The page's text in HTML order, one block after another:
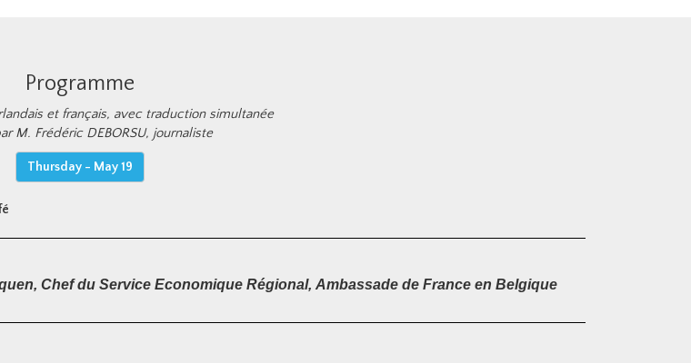
Programme
et français, avec traduction simultanée
M. Frédéric DEBORSU, journaliste
Thursday - May 19
Chef du Service Economique Régional, Ambassade de France en Belgique